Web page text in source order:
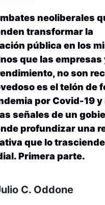
neoliberales
transformar la
pública en los
que las empresas
no son
es el telón de
por Covid-19 y
señales de un
profundizar una
que lo
Primera parte.
C. Oddone